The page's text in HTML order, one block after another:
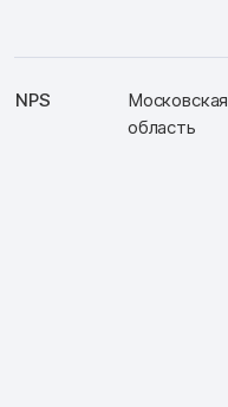
NPS
Московская
область